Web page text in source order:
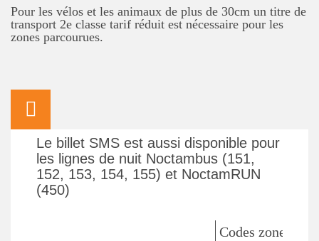
Pour les vélos et les animaux de plus de 30cm un titre de
transport 2e classe tarif réduit est nécessaire pour les
zones parcourues.
Le billet SMS est aussi disponible pour
les lignes de nuit Noctambus (151,
152, 153, 154, 155) et NoctamRUN
(450)
Codes zones